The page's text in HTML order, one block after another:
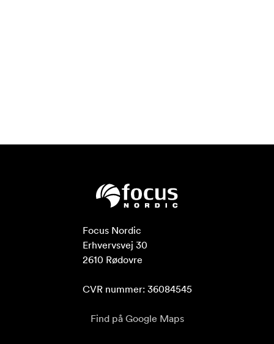
Focus Nordic
Erhvervsvej 30
2610 Rødovre
CVR nummer: 36084545
Find på Google Maps